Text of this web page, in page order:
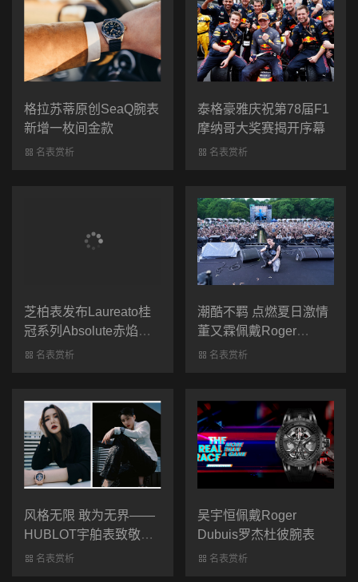
格拉苏蒂原创SeaQ腕表
新增一枚间金款
名表赏析
泰格豪雅庆祝第78届F1
摩纳哥大奖赛揭开序幕
名表赏析
芝柏表发布Laureato桂
冠系列Absolute赤焰之
光腕表
名表赏析
潮酷不羁 点燃夏日激情
董又霖佩戴Roger
Dubuis罗杰杜彼腕表
名表赏析
风格无限 敢为无界——
HUBLOT宇舶表致敬女
性力量
名表赏析
吴宇恒佩戴Roger
Dubuis罗杰杜彼腕表
名表赏析